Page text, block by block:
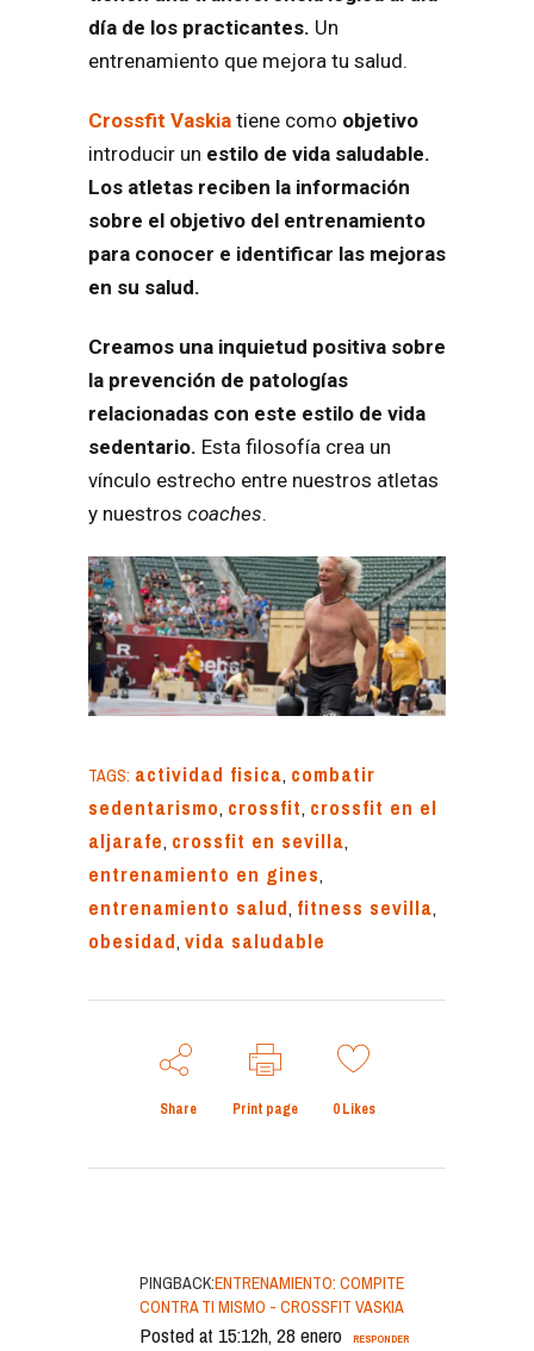
día de los practicantes. Un
entrenamiento que mejora tu salud.
Crossfit Vaskia tiene como objetivo
introducir un estilo de vida saludable.
Los atletas reciben la información
sobre el objetivo del entrenamiento
para conocer e identificar las mejoras
en su salud.
Creamos una inquietud positiva sobre
la prevención de patologías
relacionadas con este estilo de vida
sedentario. Esta filosofía crea un
vínculo estrecho entre nuestros atletas
y nuestros coaches.
TAGS: actividad fisica, combatir
sedentarismo, crossfit, crossfit en el
aljarafe, crossfit en sevilla,
entrenamiento en gines,
entrenamiento salud, fitness sevilla,
obesidad,vida saludable
Share Print page 0Likes
PINGBACK:ENTRENAMIENTO: COMPITE
CONTRA TI MISMO - CROSSFIT VASKIA
Posted at 15:12h, 28 enero RESPONDER